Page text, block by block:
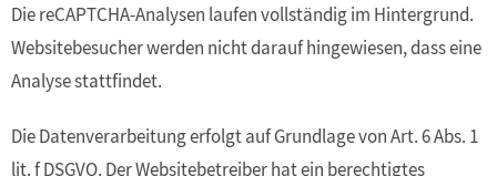
Die reCAPTCHA-Analysen laufen vollständig im Hintergrund.
Websitebesucher werden nicht darauf hingewiesen, dass eine
Analyse stattfindet.
Die Datenverarbeitung erfolgt auf Grundlage von Art. 6 Abs. 1
lit. f DSGVO. Der Websitebetreiber hat ein berechtigtes